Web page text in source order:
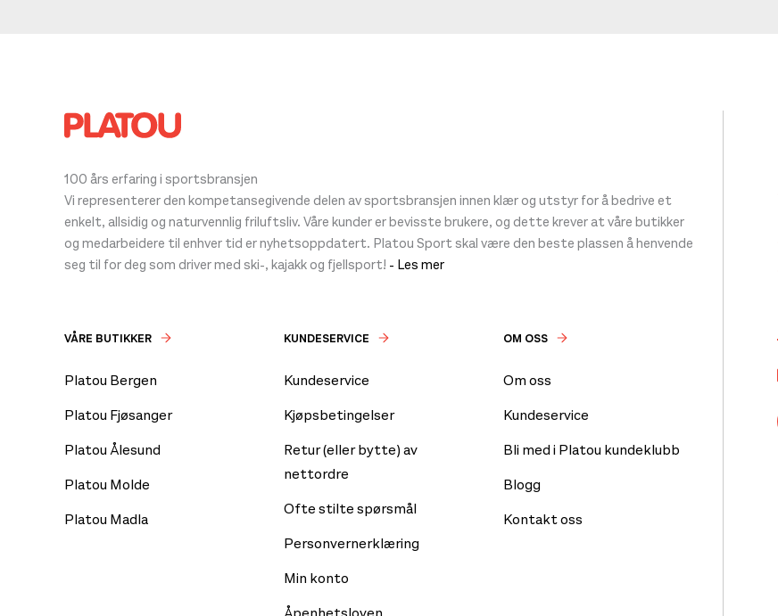
100 års erfaring i sportsbransjen
Vi representerer den kompetansegivende delen av sportsbransjen innen klær og utstyr for å bedrive et
enkelt, allsidig og naturvennlig friluftsliv. Våre kunder er bevisste brukere, og dette krever at våre butikker
og medarbeidere til enhver tid er nyhetsoppdatert. Platou Sport skal være den beste plassen å henvende
seg til for deg som driver med ski-, kajakk og fjellsport! - Les mer
VÅRE BUTIKKER
Platou Bergen
Platou Fjøsanger
Platou Ålesund
Platou Molde
Platou Madla
KUNDESERVICE
Kundeservice
Kjøpsbetingelser
Retur (eller bytte) av
nettordre
Ofte stilte spørsmål
Personvernerklæring
Min konto
OM OSS
Om oss
Kundeservice
Bli med i Platou kundeklubb
Blogg
Kontakt oss